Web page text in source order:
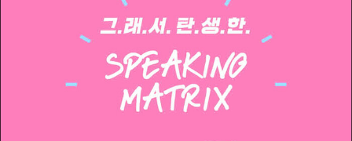
램 개발 세계 최초 모바일 언어 첨삭시스템 METT (특허등록) (전)
능률영어사 English Care 어학원 교수부장 역임 EBS 수능 외국어영
역 강사 (2011) EBS 〈English Go! Go!〉 스피킹 강사 (2011) JEI 재능
방송 〈김태윤의 거침없이 스피킹〉 강의 (회화 매출 1위) 강남 이익훈
어학원 토익/OPIc 대표 강사 (6년 연속 마감 1위) 저서 『스피킹 매트